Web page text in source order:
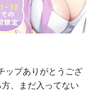
ップありがとうござ
、まだ入ってない